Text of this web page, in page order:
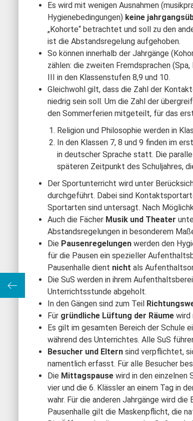
….
Es wird mit wenigen Ausnahmen
Hygienebedingungen) keine
„Kohorte“ betrachtet und soll zu den
ist die Abstandsregelung aufgehoben.
So können innerhalb der Jahrgänge
zählen: die zweiten Fremdsprachen
III in den Klassenstufen 8,9 und 10.
Gleichwohl gilt, dass die Zahl der
niedrig sein soll. Um die Zahl der
den Sommerferien mitgeteilt, für das
Religion und Philosophie werden in
In den Klassen 7, 8 und 9 finden im
in deutscher Sprache statt. Die
späteren Zeitpunkt des Schuljahres,
Der Sportunterricht wird unter
durchgeführt. Dabei sind
Sportarten sind untersagt. Nach
Auch die Fächer Musik und Theater
Abstandsregelungen in besonderem
Die Pausenregelungenwerden den
für die Pausen ein spezieller
Pausenhalle dient nichtals
Die SuS werden in ihrem
Unterrichtsstunde abgeholt.
In den Gängen sind zum Teil
Für gründliche Lüftung der Räumewird
Es gilt im gesamten Bereich der Schule
während des Unterrichtes. Alle SuS
Besucher und Elternsind verpflichtet,
namentlich erfasst. Für alle Besucher
Die Mittagspausewird in den einzelnen
vier und die 6. Klässler an einem Tag in
wahr. Für die anderen Jahrgänge wird
Pausenhalle gilt die Maskenpflicht, die